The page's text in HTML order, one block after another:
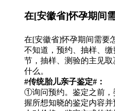
在[安徽省]怀孕期间
在[安徽省]怀孕期间需要
不知道，预约、抽样、
节，抽样、测验的主见
什么。
#传统胎儿亲子鉴定#：
①询问预约。鉴定之前，
握所想知晓的鉴定内容